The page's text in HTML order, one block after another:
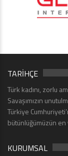
TARİHÇE
Türk kadını, zorlu
Savaşımızın
Türkiye
bütünlüğümüzün
KURUMSAL